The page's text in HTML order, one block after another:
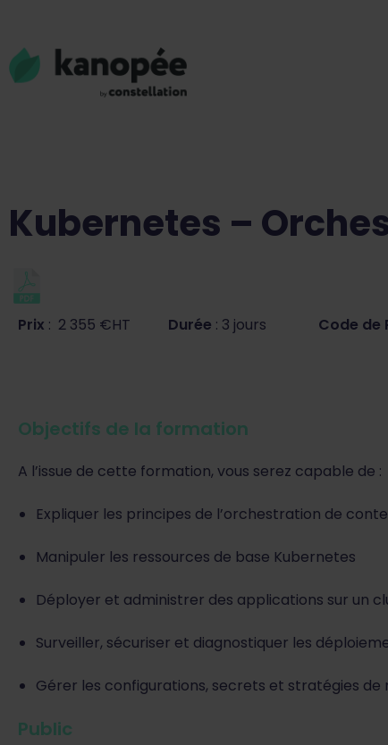
Kubernetes –
Prix : 2 355 €HT Durée : 3 jours Code de
Objectifs de la formation
A l’issue de cette formation, vous serez capable de :
Expliquer les principes de l’orchestration de
Manipuler les ressources de base Kubernetes
Déployer et administrer des applications sur un
Surveiller, sécuriser et diagnostiquer les
Gérer les configurations, secrets et stratégies de
Public